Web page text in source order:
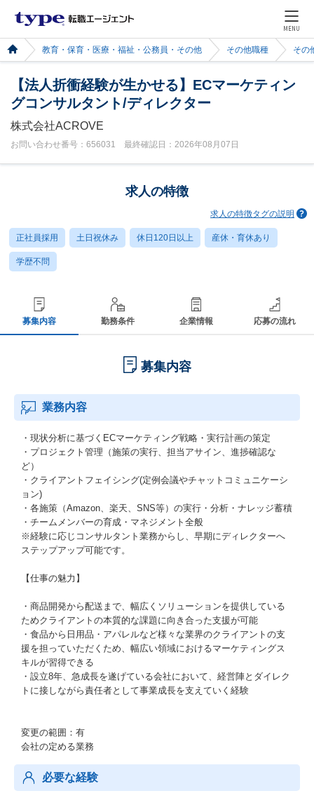
MENU
教育・保育・医療・福祉・公務員・その他 その他職種 その
【法人折衝経験が生かせる】ECマーケティン
グコンサルタント/ディレクター
株式会社ACROVE
お問い合わせ番号：656031 最終確認日：2026年08月07日
求人の特徴
求人の特徴タグの説明
正社員採用 土日祝休み 休日120日以上 産休・育休あり
学歴不問
募集内容 勤務条件 企業情報 応募の流れ
募集内容
業務内容
・現状分析に基づくECマーケティング戦略・実行計画の策定
・プロジェクト管理（施策の実行、担当アサイン、進捗確認な
ど）
・クライアントフェイシング(定例会議やチャットコミュニケーシ
ョン)
・各施策（Amazon、楽天、SNS等）の実行・分析・ナレッジ蓄積
・チームメンバーの育成・マネジメント全般
※経験に応じコンサルタント業務からし、早期にディレクターへ
ステップアップ可能です。
【仕事の魅力】
・商品開発から配送まで、幅広くソリューションを提供している
ためクライアントの本質的な課題に向き合った支援が可能
・食品から日用品・アパレルなど様々な業界のクライアントの支
援を担っていただくため、幅広い領域におけるマーケティングス
キルが習得できる
・設立8年、急成長を遂げている会社において、経営陣とダイレク
トに接しながら責任者として事業成長を支えていく経験
変更の範囲：有
会社の定める業務
必要な経験